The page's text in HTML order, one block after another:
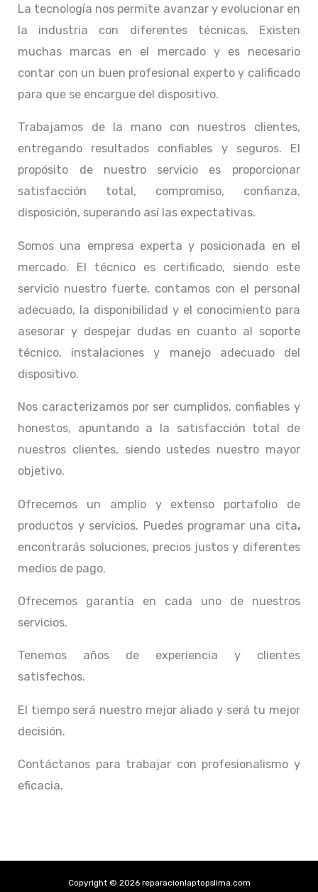
La tecnología nos permite avanzar y evolucionar en
la industria con diferentes técnicas. Existen
muchas marcas en el mercado y es necesario
contar con un buen profesional experto y calificado
para que se encargue del dispositivo.
Trabajamos de la mano con nuestros clientes,
entregando resultados confiables y seguros. El
propósito de nuestro servicio es proporcionar
satisfacción total, compromiso, confianza,
disposición, superando así las expectativas.
Somos una empresa experta y posicionada en el
mercado. El técnico es certificado, siendo este
servicio nuestro fuerte, contamos con el personal
adecuado, la disponibilidad y el conocimiento para
asesorar y despejar dudas en cuanto al soporte
técnico, instalaciones y manejo adecuado del
dispositivo.
Nos caracterizamos por ser cumplidos, confiables y
honestos, apuntando a la satisfacción total de
nuestros clientes, siendo ustedes nuestro mayor
objetivo.
Ofrecemos un amplio y extenso portafolio de
productos y servicios. Puedes programar una cita,
encontrarás soluciones, precios justos y diferentes
medios de pago.
Ofrecemos garantía en cada uno de nuestros
servicios.
Tenemos años de experiencia y clientes
satisfechos.
El tiempo será nuestro mejor aliado y será tu mejor
decisión.
Contáctanos para trabajar con profesionalismo y
eficacia.
Copyright © 2026 reparacionlaptopslima.com